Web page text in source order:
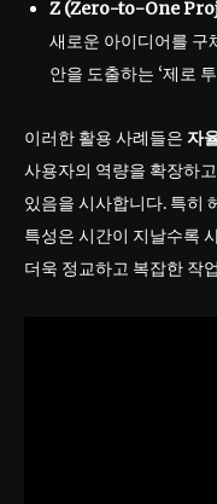
Z (Zero-to-One
새로운 아이디어를 구
안을 도출하는 ‘제로
이러한 활용 사례들은 자
사용자의 역량을 확장하
있음을 시사합니다. 특히
특성은 시간이 지날수록
더욱 정교하고 복잡한 작